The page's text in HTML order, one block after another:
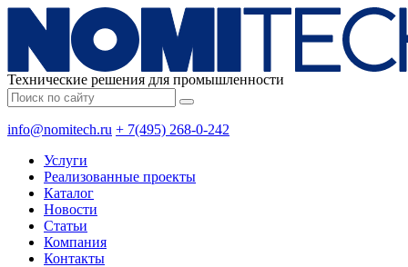
Технические решения для промышленности
info@nomitech.ru + 7(495) 268-0-242
Услуги
Реализованные проекты
Каталог
Новости
Статьи
Компания
Контакты